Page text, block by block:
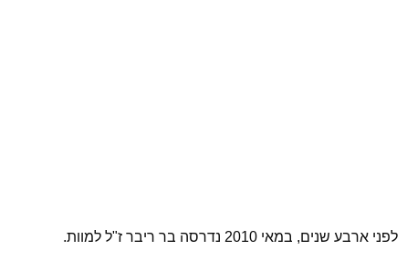
לפני ארבע שנים, במאי 2010 נדרסה בר ריבר ז"ל למוות.